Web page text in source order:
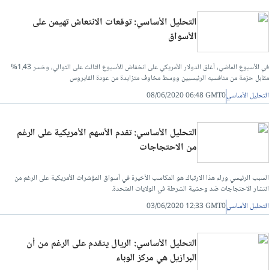
التحليل الأساسي: توقعات الانتعاش تهيمن على
الأسواق
في الأسبوع الماضي، أغلق الدولار الأمريكي على انخفاض للأسبوع الثالث على التوالي، وخسر 1.43%
مقابل حزمة من منافسيه الرئيسيين ووسط مخاوف متزايدة من عودة الفايروس
التحليل الأساسي08/06/2020 06:48 GMT0
التحليل الأساسي: تقدم الأسهم الأمريكية على الرغم
من الاحتجاجات
السبب الرئيسي وراء هذا الارتباك هو المكاسب الأخيرة في أسواق المؤشرات الأمريكية على الرغم من
انتشار الاحتجاجات ضد وحشية الشرطة في الولايات المتحدة.
التحليل الأساسي03/06/2020 12:33 GMT0
التحليل الأساسي: الريال يتقدم على الرغم من أن
البرازيل هي مركز الوباء